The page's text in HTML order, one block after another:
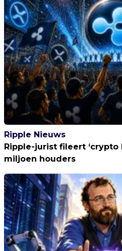
Ripple Nieuws
Ripple-jurist fileert ‘crypto
miljoen houders